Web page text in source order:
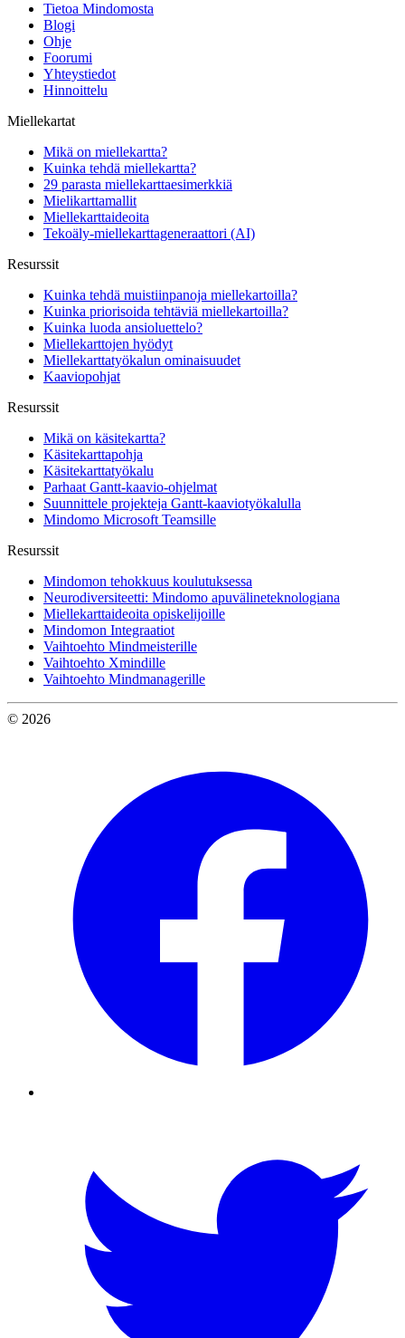
Tietoa Mindomosta
Blogi
Ohje
Foorumi
Yhteystiedot
Hinnoittelu
Miellekartat
Mikä on miellekartta?
Kuinka tehdä miellekartta?
29 parasta miellekarttaesimerkkiä
Mielikarttamallit
Miellekarttaideoita
Tekoäly-miellekarttageneraattori (AI)
Resurssit
Kuinka tehdä muistiinpanoja miellekartoilla?
Kuinka priorisoida tehtäviä miellekartoilla?
Kuinka luoda ansioluettelo?
Miellekarttojen hyödyt
Miellekarttatyökalun ominaisuudet
Kaaviopohjat
Resurssit
Mikä on käsitekartta?
Käsitekarttapohja
Käsitekarttatyökalu
Parhaat Gantt-kaavio-ohjelmat
Suunnittele projekteja Gantt-kaaviotyökalulla
Mindomo Microsoft Teamsille
Resurssit
Mindomon tehokkuus koulutuksessa
Neurodiversiteetti: Mindomo apuvälineteknologiana
Miellekarttaideoita opiskelijoille
Mindomon Integraatiot
Vaihtoehto Mindmeisterille
Vaihtoehto Xmindille
Vaihtoehto Mindmanagerille
© 2026